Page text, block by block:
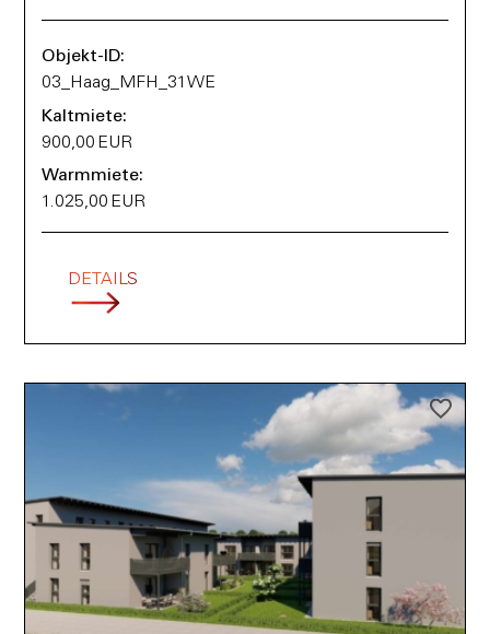
Objekt-ID:
03_Haag_MFH_31WE
Kaltmiete:
900,00 EUR
Warmmiete:
1.025,00 EUR
DETAILS